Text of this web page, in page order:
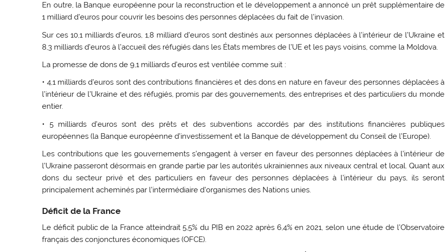
En outre, la Banque européenne pour la reconstruction et le développement a annoncé un prêt supplémentaire de
1 milliard d’euros pour couvrir les besoins des personnes déplacées du fait de l’invasion.
Sur ces 10,1 milliards d’euros, 1,8 milliard d’euros sont destinés aux personnes déplacées à l’intérieur de l’Ukraine et
8,3 milliards d’euros à l’accueil des réfugiés dans les États membres de l’UE et les pays voisins, comme la Moldova.
La promesse de dons de 9,1 milliards d’euros est ventilée comme suit :
• 4,1 milliards d’euros sont des contributions financières et des dons en nature en faveur des personnes déplacées à
l’intérieur de l’Ukraine et des réfugiés, promis par des gouvernements, des entreprises et des particuliers du monde
entier.
• 5 milliards d’euros sont des prêts et des subventions accordés par des institutions financières publiques
européennes (la Banque européenne d’investissement et la Banque de développement du Conseil de l’Europe).
Les contributions que les gouvernements s’engagent à verser en faveur des personnes déplacées à l’intérieur de
l’Ukraine passeront désormais en grande partie par les autorités ukrainiennes aux niveaux central et local. Quant aux
dons du secteur privé et des particuliers en faveur des personnes déplacées à l’intérieur du pays, ils seront
principalement acheminés par l’intermédiaire d’organismes des Nations unies.
Déficit de la France
Le déficit public de la France atteindrait 5,5% du PIB en 2022 après 6,4% en 2021, selon une étude de l’Observatoire
français des conjonctures économiques (OFCE).